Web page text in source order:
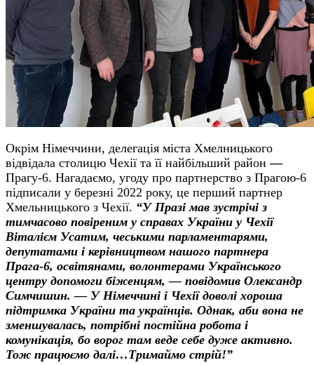
Окрім Німеччини, делегація міста Хмелницького
відвідала столицю Чехії та її найбільший район—
Прагу-6. Нагадаємо, угоду про партнерство з Прагою-6
підписали у березні 2022 року, це перший партнер
Хмельницького з Чехії. “У Празі мав зустрічі з
тимчасово повіреним у справах України у Чехії
Віталієм Усатим, чеськими парламентарями,
депутатами і керівництвом нашого партнера
Прага-6, освітянами, волонтерами Українського
центру допомоги біженцям,— повідомив Олександр
Симчишин.— У Німеччині і Чехії доволі хороша
підтримка України та українців. Однак, аби вона не
зменшувалась, потрібні постійна робота і
комунікація, бо ворог там веде себе дуже активно.
Тож працюємо далі…Тримаймо стрій!”